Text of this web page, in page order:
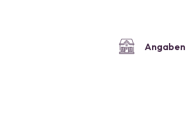
Angaben